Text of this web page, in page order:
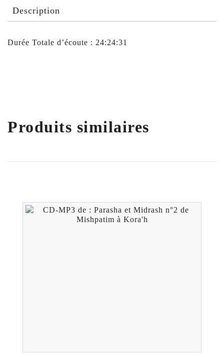
Description
Durée Totale d’écoute : 24:24:31
Produits similaires